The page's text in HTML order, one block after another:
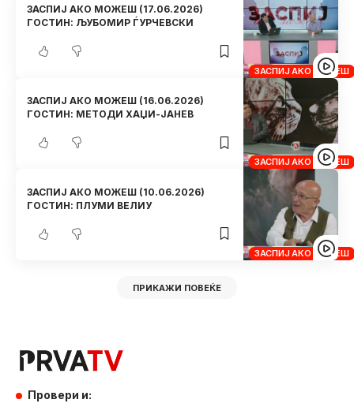
ЗАСПИЈ АКО МОЖЕШ
ЗАСПИЈ АКО МОЖЕШ (17.06.2026)
ГОСТИН: ЉУБОМИР ЃУРЧЕВСКИ
ЗАСПИЈ АКО МОЖЕШ
ЗАСПИЈ АКО МОЖЕШ (16.06.2026)
ГОСТИН: МЕТОДИ ХАЏИ-ЈАНЕВ
ЗАСПИЈ АКО МОЖЕШ
ЗАСПИЈ АКО МОЖЕШ (10.06.2026)
ГОСТИН: ПЛУМИ ВЕЛИУ
ПРИКАЖИ ПОВЕЌЕ
Провери и: